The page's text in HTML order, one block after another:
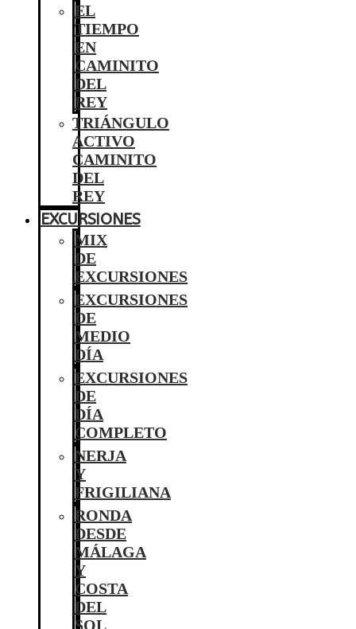
EL
TIEMPO
EN
CAMINITO
DEL
REY
TRIÁNGULO
ACTIVO
CAMINITO
DEL
REY
EXCURSIONES
MIX
DE
EXCURSIONES
EXCURSIONES
DE
MEDIO
DÍA
EXCURSIONES
DE
DÍA
COMPLETO
NERJA
Y
FRIGILIANA
RONDA
DESDE
MÁLAGA
Y
COSTA
DEL
SOL